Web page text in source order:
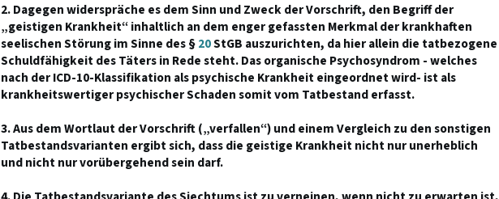
2. Dagegen widerspräche es dem Sinn und Zweck der Vorschrift, den Begriff der
„geistigen Krankheit“ inhaltlich an dem enger gefassten Merkmal der krankhaften
seelischen Störung im Sinne des §20StGB auszurichten, da hier allein die tatbezogene
Schuldfähigkeit des Täters in Rede steht. Das organische Psychosyndrom - welches
nach der ICD-10-Klassifikation als psychische Krankheit eingeordnet wird- ist als
krankheitswertiger psychischer Schaden somit vom Tatbestand erfasst.
3. Aus dem Wortlaut der Vorschrift („verfallen“) und einem Vergleich zu den sonstigen
Tatbestandsvarianten ergibt sich, dass die geistige Krankheit nicht nur unerheblich
und nicht nur vorübergehend sein darf.